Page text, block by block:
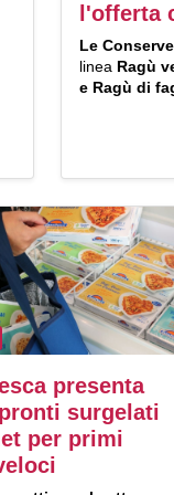
l'offerta
Le
linea Ragù
eRagù di
presenta
surgelati
per primi